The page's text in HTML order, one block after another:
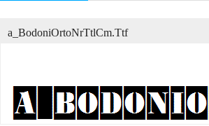
a_BodoniOrtoNrTtlCm.Ttf